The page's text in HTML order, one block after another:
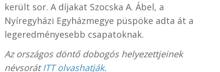
került sor. A díjakat Szocska A. Ábel, a
Nyíregyházi Egyházmegye püspöke adta át a
legeredményesebb csapatoknak.
Az országos döntő dobogós helyezettjeinek
névsorátITT olvashatják.